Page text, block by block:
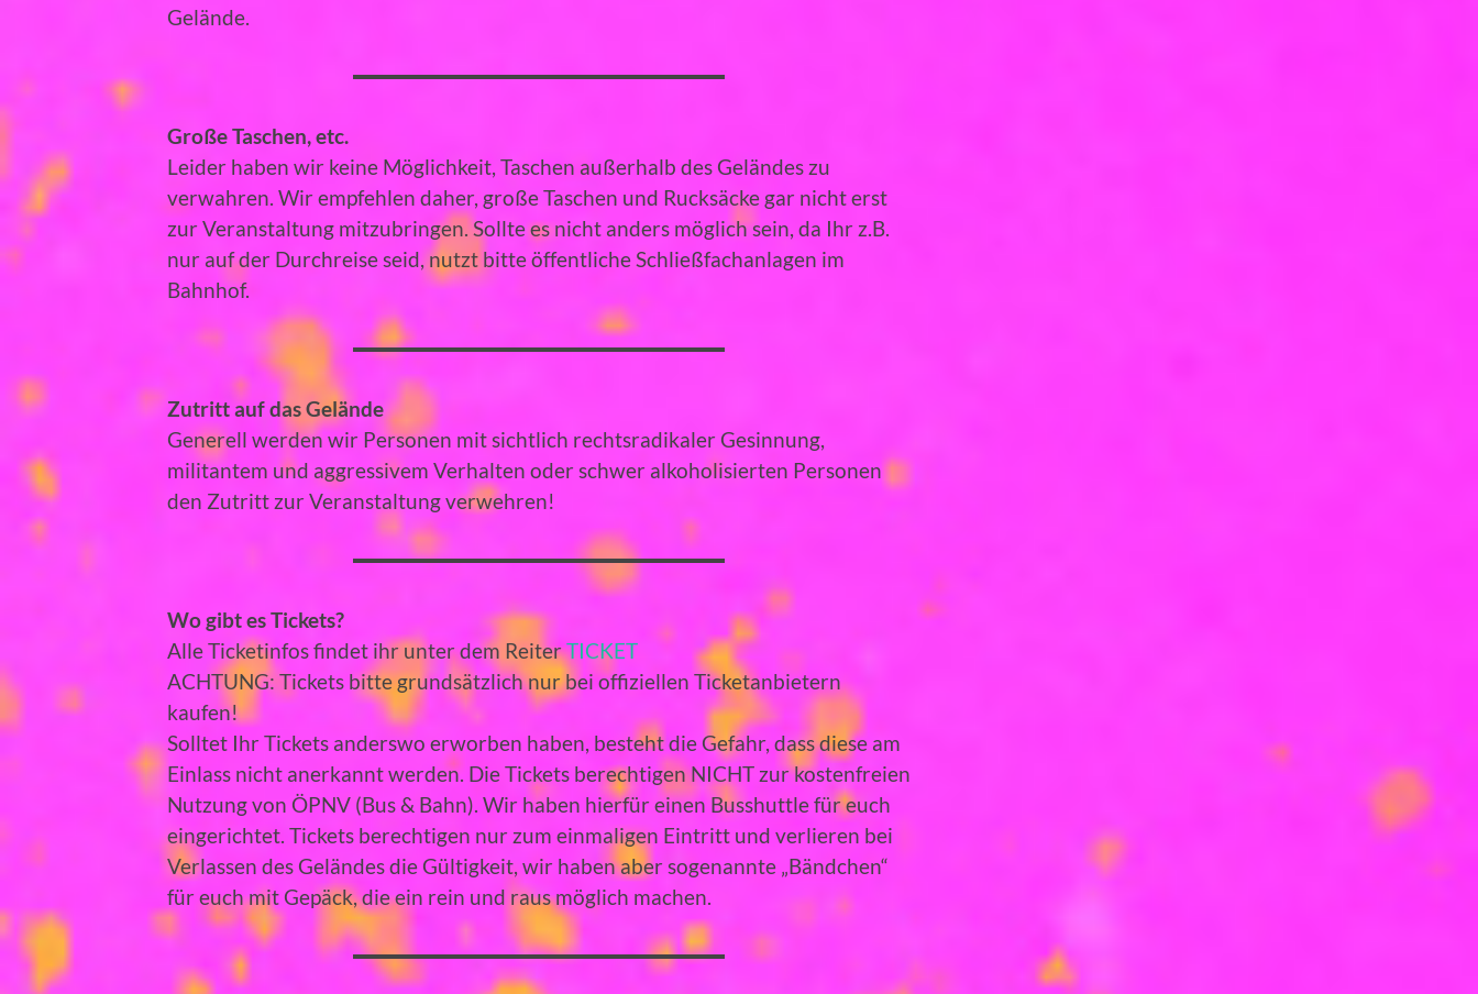
Gelände.
Große Taschen, etc.
Leider haben wir keine Möglichkeit, Taschen außerhalb des Geländes zu
verwahren. Wir empfehlen daher, große Taschen und Rucksäcke gar nicht erst
zur Veranstaltung mitzubringen. Sollte es nicht anders möglich sein, da Ihr z.B.
nur auf der Durchreise seid, nutzt bitte öffentliche Schließfachanlagen im
Bahnhof.
Zutritt auf das Gelände
Generell werden wir Personen mit sichtlich rechtsradikaler Gesinnung,
militantem und aggressivem Verhalten oder schwer alkoholisierten Personen
den Zutritt zur Veranstaltung verwehren!
Wo gibt es Tickets?
Alle Ticketinfos findet ihr unter dem ReiterTICKET
ACHTUNG: Tickets bitte grundsätzlich nur bei offiziellen Ticketanbietern
kaufen!
Solltet Ihr Tickets anderswo erworben haben, besteht die Gefahr, dass diese am
Einlass nicht anerkannt werden. Die Tickets berechtigen NICHT zur kostenfreien
Nutzung von ÖPNV (Bus & Bahn). Wir haben hierfür einen Busshuttle für euch
eingerichtet. Tickets berechtigen nur zum einmaligen Eintritt und verlieren bei
Verlassen des Geländes die Gültigkeit, wir haben aber sogenannte „Bändchen“
für euch mit Gepäck, die ein rein und raus möglich machen.